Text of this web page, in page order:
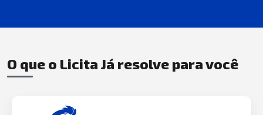
O que o Licita Já resolve para você